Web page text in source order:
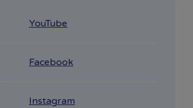
YouTube
Facebook
Instagram